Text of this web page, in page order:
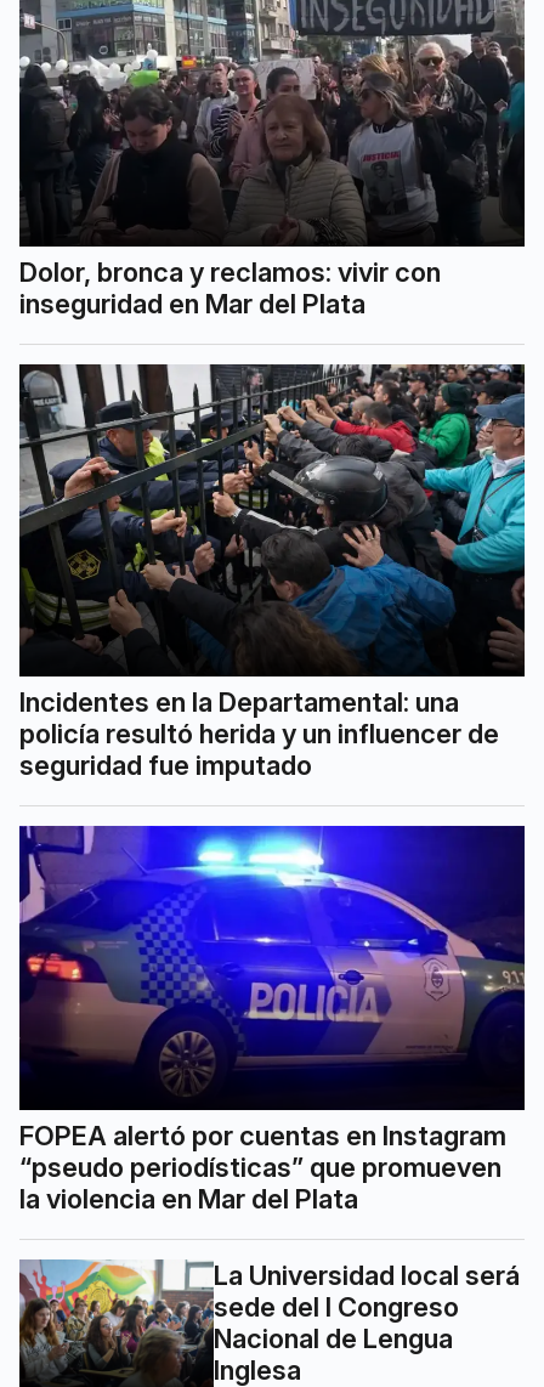
Dolor, bronca y reclamos: vivir con
inseguridad en Mar del Plata
Incidentes en la Departamental: una
policía resultó herida y un influencer de
seguridad fue imputado
FOPEA alertó por cuentas en Instagram
“pseudo periodísticas” que promueven
la violencia en Mar del Plata
La Universidad local será
sede del I Congreso
Nacional de Lengua
Inglesa